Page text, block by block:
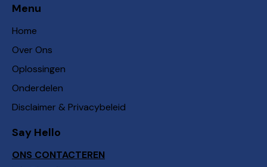
Menu
Home
Over Ons
Oplossingen
Onderdelen
Disclaimer & Privacybeleid
Say Hello
ONS CONTACTEREN